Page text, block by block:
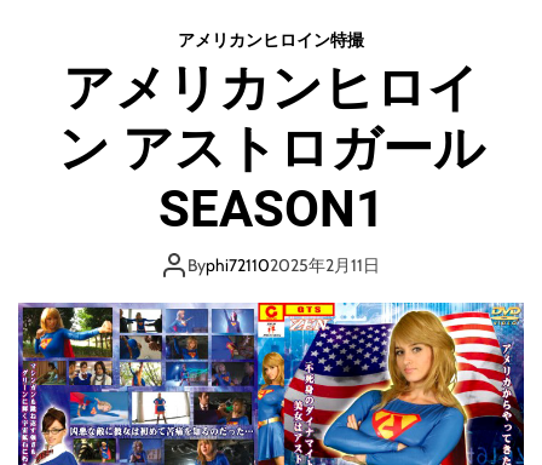
アメリカンヒロイン特撮
アメリカンヒロイ
ン アストロガール
SEASON1
Byphi721102025年2月11日